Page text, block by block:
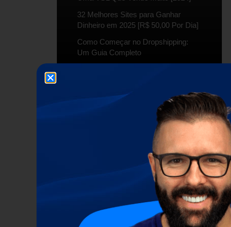
32 Melhores Sites para Ganhar
Dinheiro em 2025 [R$ 50,00 Por Dia]
Como Começar no Dropshipping:
Um Guia Completo
ARTIGOS RECENTES
Guia SEO: Como Ganhar Dinheiro
com Canais de IA no YouTube
Como Criar um Site de Afiliados de
Casa Inteligente (Smart Home) do
Melhores Programas de Afiliados
de IA em 2026: Guia de
Ferramentas que Pagam em Dólar
e Geram Renda Passiva